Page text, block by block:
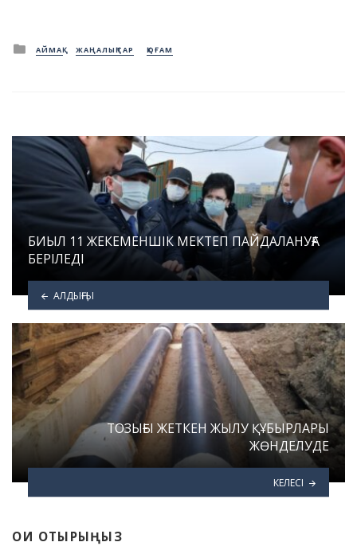
Posted
in
АЙМАҚ ЖАҢАЛЫҚТАР ҚОҒАМ
БИЫЛ 11 ЖЕКЕМЕНШІК МЕКТЕП ПАЙДАЛАНУҒА
БЕРІЛЕДІ
АЛДЫҢҒЫ
ТОЗЫҒЫ ЖЕТКЕН ЖЫЛУ ҚҰБЫРЛАРЫ
ЖӨНДЕЛУДЕ
КЕЛЕСІ
ОҚИ ОТЫРЫҢЫЗ